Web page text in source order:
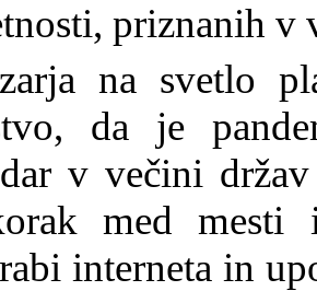
priznanih v
na svetlo
da je
v večini
med mesti
interneta in